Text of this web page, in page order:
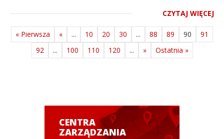
CZYTAJ WIĘCEJ
« Pierwsza « ... 10 20 30 ... 88 89 90
91
92
... 100 110 120 ... » Ostatnia »
CENTRA
ZARZĄDZANIA